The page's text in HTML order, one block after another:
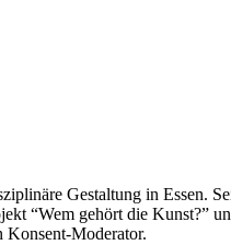
Gestaltung in Essen.
“Wem gehört die Kunst?”
Konsent-Moderator.